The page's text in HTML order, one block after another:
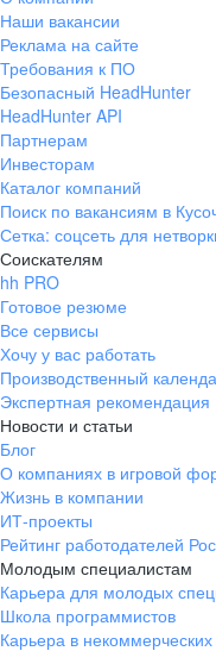
Наши вакансии
Реклама на сайте
Требования к ПО
Безопасный HeadHunter
HeadHunter API
Партнерам
Инвесторам
Каталог компаний
Поиск по вакансиям в
Сетка: соцсеть для
Соискателям
hh PRO
Готовое резюме
Все сервисы
Хочу у вас работать
Производственный
Экспертная рекомендация
Новости и статьи
Блог
О компаниях в игровой
Жизнь в компании
ИТ-проекты
Рейтинг работодателей
Молодым специалистам
Карьера для молодых
Школа программистов
Карьера в